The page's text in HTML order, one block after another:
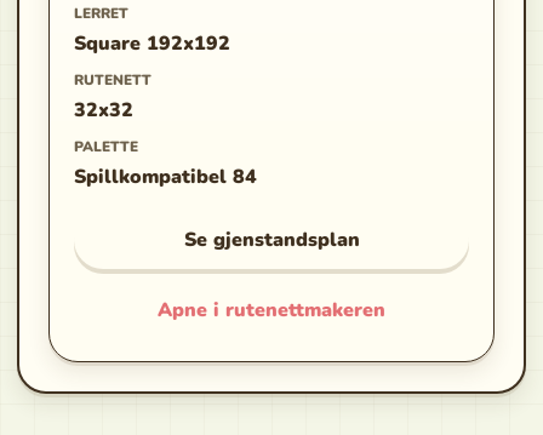
LERRET
Square 192x192
RUTENETT
32x32
PALETTE
Spillkompatibel 84
Se gjenstandsplan
Apne i rutenettmakeren